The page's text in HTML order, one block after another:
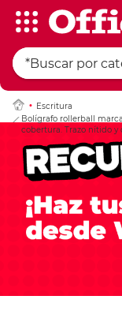
Escritura
Bolígrafo rollerball
cobertura. Trazo nítido y